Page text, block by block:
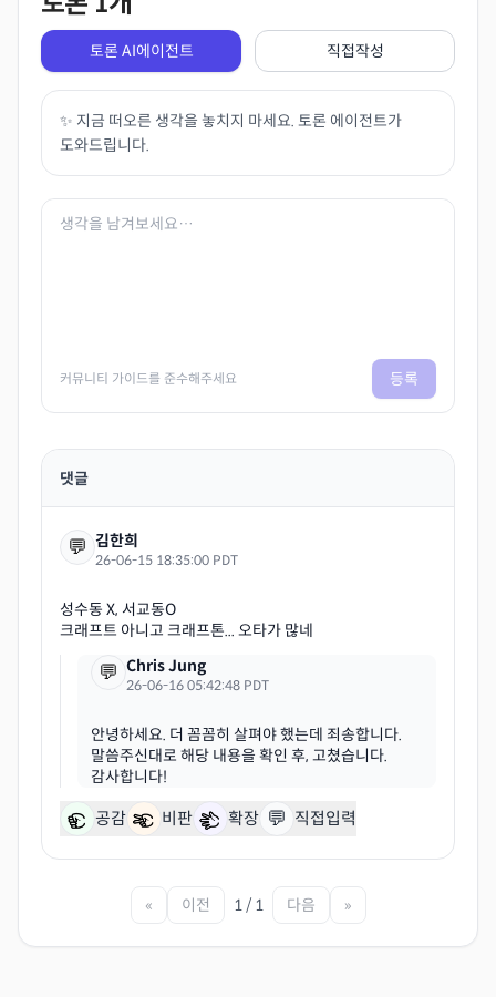
토론 AI에이전트 직접작성
✨ 지금 떠오른 생각을 놓치지 마세요. 토론 에이전트가
도와드립니다.
커뮤니티 가이드를 준수해주세요 등록
댓글
💬 김한희
26-06-15 18:35:00 PDT
성수동 X, 서교동O
💬 Chris Jung
26-06-16 05:42:48 PDT
안녕하세요. 더 꼼꼼히 살펴야 했는데 죄송합니다.
말씀주신대로 해당 내용을 확인 후, 고쳤습니다.
공감 비판 확장 💬 직접입력
« 이전 1 / 1 다음 »